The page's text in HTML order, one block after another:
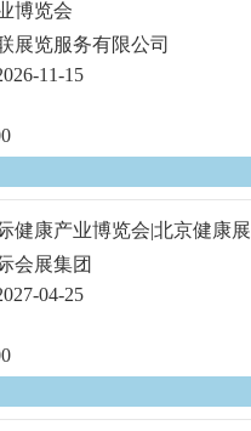
博览会
展览服务有限公司
11-15
健康产业博览会|北京健康展
会展集团
04-25